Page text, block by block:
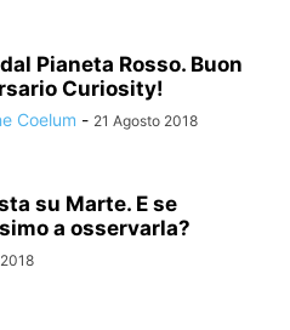
Pianeta Rosso. Buon
Curiosity!
Coelum - 21 Agosto 2018
su Marte. E se
a osservarla?